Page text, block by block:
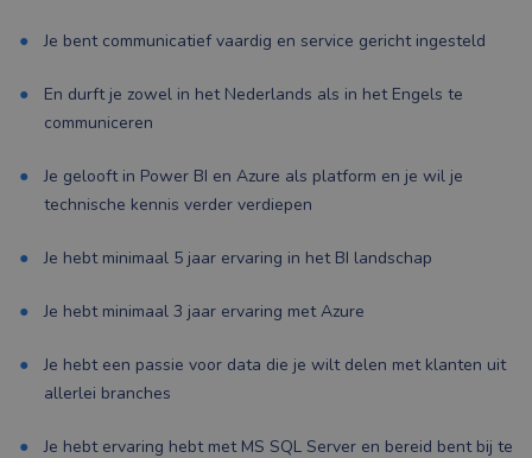
Je bent communicatief vaardig en service gericht ingesteld
En durft je zowel in het Nederlands als in het Engels te
communiceren
Je gelooft in Power BI en Azure als platform en je wil je
technische kennis verder verdiepen
Je hebt minimaal 5 jaar ervaring in het BI landschap
Je hebt minimaal 3 jaar ervaring met Azure
Je hebt een passie voor data die je wilt delen met klanten uit
allerlei branches
Je hebt ervaring hebt met MS SQL Server en bereid bent bij te